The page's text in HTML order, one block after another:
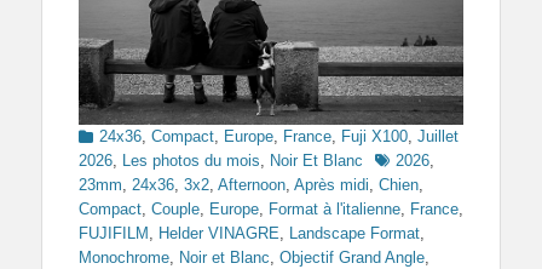
Categories
24x36 Compact Europe France Fuji X100 Juillet
2026
Les photos du mois Noir Et Blanc Tags2026
23mm
24x36 3x2 Afternoon Après midi Chien
Compact Couple Europe Format à l'italienne France
FUJIFILM
Helder VINAGRE Landscape Format
Monochrome
Noir et Blanc Objectif Grand Angle